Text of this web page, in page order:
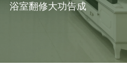
浴室翻修大功告成